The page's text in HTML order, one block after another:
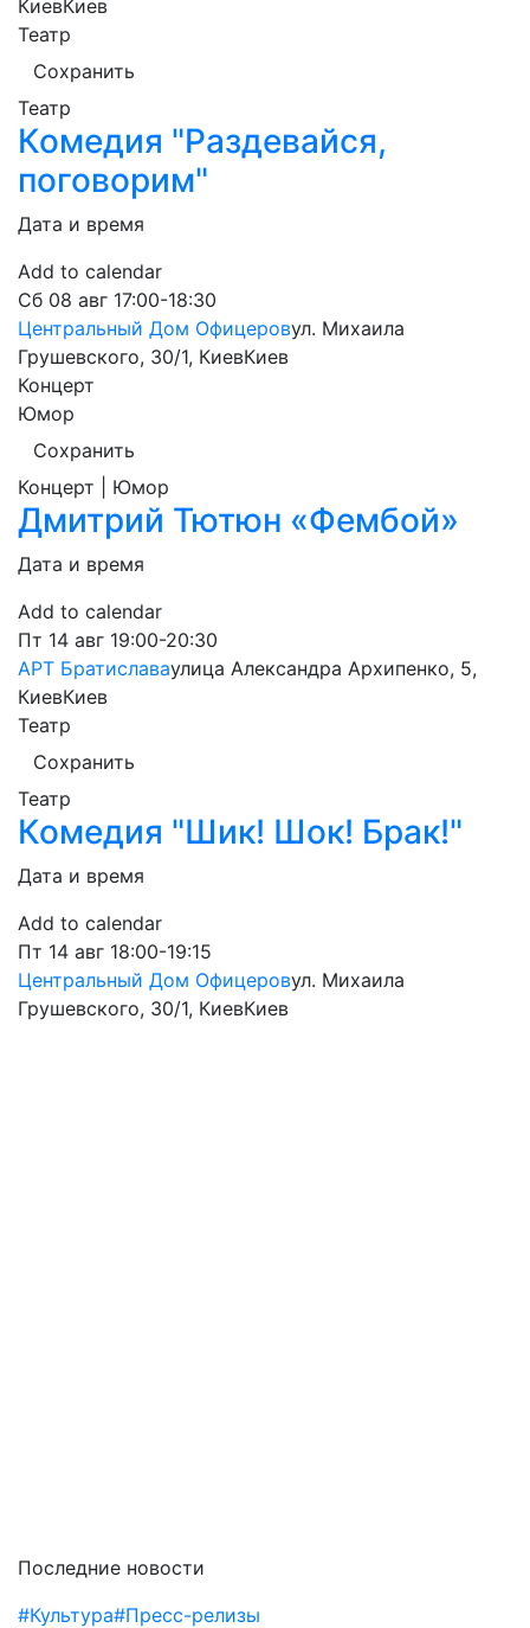
КиевКиев
Театр
Сохранить
Театр
Комедия "Раздевайся,
поговорим"
Дата и время
Add to calendar
Сб 08 авг 17:00-18:30
Центральный Дом Офицеровул. Михаила
Грушевского, 30/1, КиевКиев
Концерт
Юмор
Сохранить
Концерт | Юмор
Дмитрий Тютюн «Фембой»
Дата и время
Add to calendar
Пт 14 авг 19:00-20:30
АРТ Братиславаулица Александра Архипенко, 5,
КиевКиев
Театр
Сохранить
Театр
Комедия "Шик! Шок! Брак!"
Дата и время
Add to calendar
Пт 14 авг 18:00-19:15
Центральный Дом Офицеровул. Михаила
Грушевского, 30/1, КиевКиев
Последние новости
#Культура#Пресс-релизы